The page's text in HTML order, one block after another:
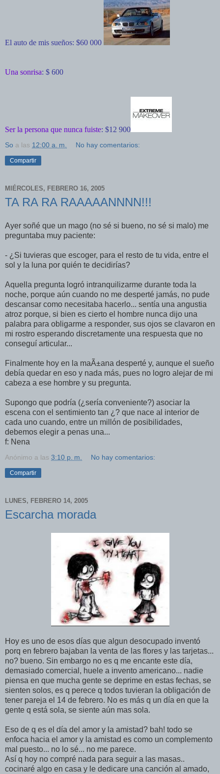
El auto de mis sueños: $60 000
Una sonrisa: $ 600
Ser la persona que nunca fuiste: $12 900
So a las 12:00 a. m. No hay comentarios:
Compartir
MIÉRCOLES, FEBRERO 16, 2005
TA RA RA RAAAAANNNN!!!
Ayer soñé que un mago (no sé si bueno, no sé si malo) me
preguntaba muy paciente:
- ¿Si tuvieras que escoger, para el resto de tu vida, entre el
sol y la luna por quién te decidirí­as?
Aquella pregunta logró intranquilizarme durante toda la
noche, porque aún cuando no me desperté jamás, no pude
descansar como necesitaba hacerlo... sentí­a una angustia
atroz porque, si bien es cierto el hombre nunca dijo una
palabra para obligarme a responder, sus ojos se clavaron en
mi rostro esperando discretamente una respuesta que no
conseguí­ articular...
Finalmente hoy en la maÃ±ana desperté y, aunque el sueño
debí­a quedar en eso y nada más, pues no logro alejar de mi
cabeza a ese hombre y su pregunta.
Supongo que podrí­a (¿serí­a conveniente?) asociar la
escena con el sentimiento tan ¿? que nace al interior de
cada uno cuando, entre un millón de posibilidades,
debemos elegir a penas una...
f: Nena
Anónimo a las 3:10 p. m. No hay comentarios:
Compartir
LUNES, FEBRERO 14, 2005
Escarcha morada
Hoy es uno de esos dí­as que algun desocupado inventó
porq en febrero bajaban la venta de las flores y las tarjetas...
no? bueno. Sin embargo no es q me encante este día,
demasiado comercial, huele a invento americano... nadie
piensa en que mucha gente se deprime en estas fechas, se
sienten solos, es q perece q todos tuvieran la obligación de
tener pareja el 14 de febrero. No es más q un día en que la
gente q está sola, se siente aún mas sola.
Eso de q es el día del amor y la amistad? bah! todo se
enfoca hacia el amor y la amistad es como un complemento
mal puesto... no lo sé... no me parece.
Así q hoy no compré nada para seguir a las masas..
cocinaré algo en casa y le dedicare una canción al amado,